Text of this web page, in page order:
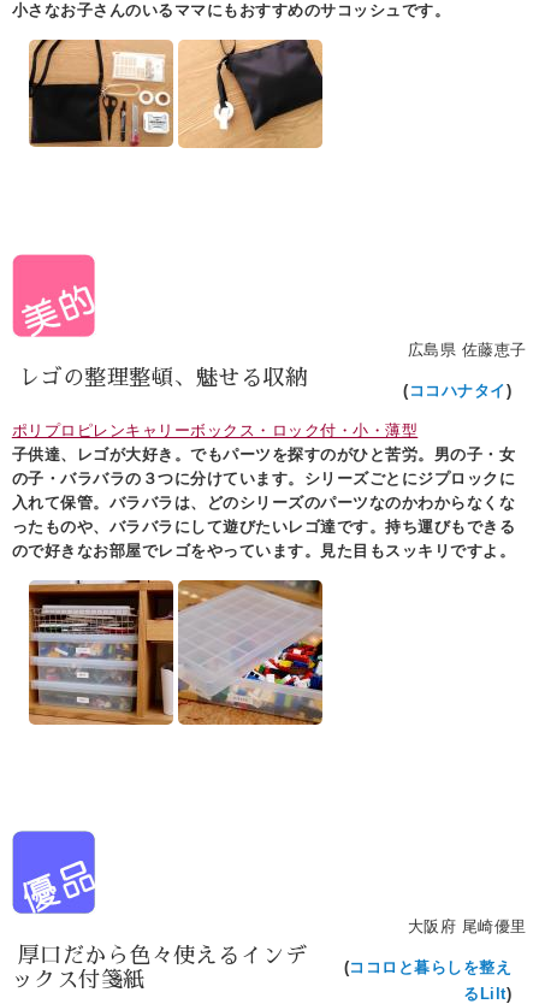
小さなお子さんのいるママにもおすすめのサコッシュです。
レゴの整理整頓、魅せる収納
広島県 佐藤恵子
( ココハナタイ)
ポリプロピレンキャリーボックス・ロック付・小・薄型
子供達、レゴが大好き。でもパーツを探すのがひと苦労。男の子・女
の子・バラバラの３つに分けています。シリーズごとにジプロックに
入れて保管。バラバラは、どのシリーズのパーツなのかわからなくな
ったものや、バラバラにして遊びたいレゴ達です。持ち運びもできる
ので好きなお部屋でレゴをやっています。見た目もスッキリですよ。
厚口だから色々使えるインデ
ックス付箋紙
大阪府 尾崎優里
(ココロと暮らしを整え
るLilt)